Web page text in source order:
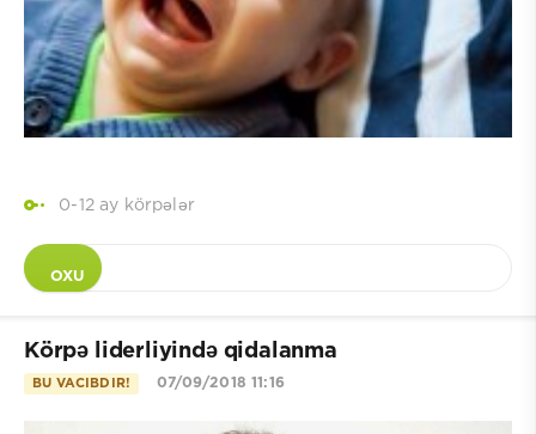
0-12 ay körpələr
OXU
Körpə liderliyində qidalanma
BU VACIBDIR! 07/09/2018 11:16